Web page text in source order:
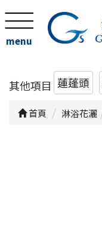
menu
其他項目 蓮蓬頭
首頁 淋浴花灑